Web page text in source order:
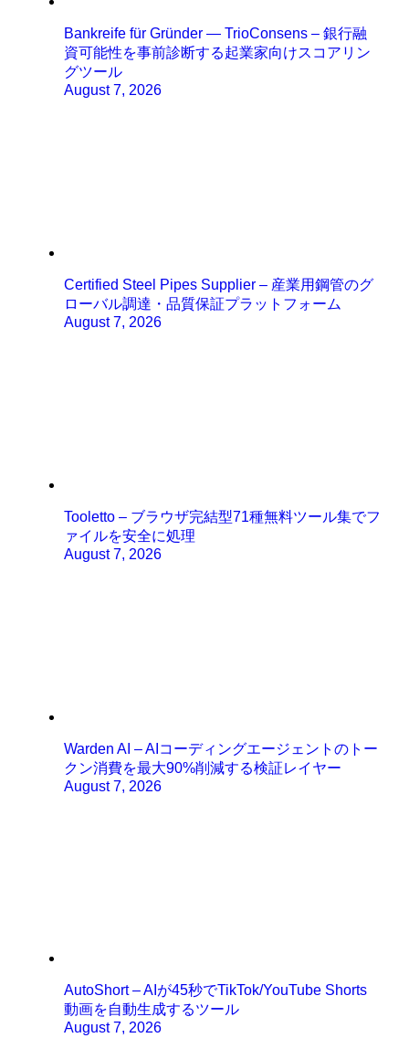
Bankreife für Gründer — TrioConsens – 銀行融
資可能性を事前診断する起業家向けスコアリン
グツール
August 7, 2026
Certified Steel Pipes Supplier – 産業用鋼管のグ
ローバル調達・品質保証プラットフォーム
August 7, 2026
Tooletto – ブラウザ完結型71種無料ツール集でフ
ァイルを安全に処理
August 7, 2026
Warden AI – AIコーディングエージェントのトー
クン消費を最大90%削減する検証レイヤー
August 7, 2026
AutoShort – AIが45秒でTikTok/YouTube Shorts
動画を自動生成するツール
August 7, 2026